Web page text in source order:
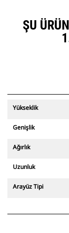
ŞU
Yükseklik
Genişlik
Ağırlık
Uzunluk
Arayüz Tipi